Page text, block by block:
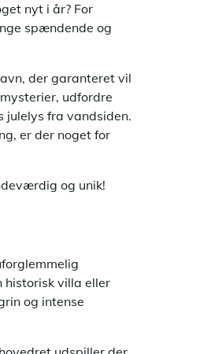
nyt i år? For
spændende og
der garanteret vil
udfordre
julelys fra vandsiden.
er der noget for
og unik!
historisk villa eller
og intense